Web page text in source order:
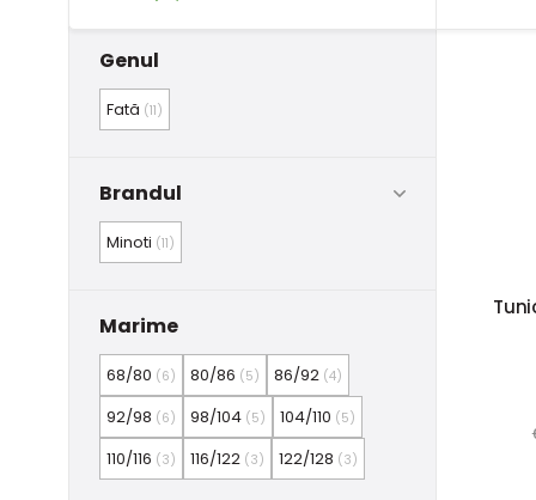
Genul
Fată (11)
Brandul
Minoti (11)
Marime
68/80 (6) 80/86 (5) 86/92 (4)
92/98 (6) 98/104 (5) 104/110 (5)
110/116 (3) 116/122 (3) 122/128 (3)